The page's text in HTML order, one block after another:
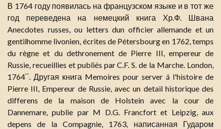
В 1764 году появилась на французском языке и в тот же
год переведена на немецкий книга Хр.Ф. Швана
Anecdotes russes, ou letters dun officier allemande et un
gentilhomme livonien, écrites de Pétersbourg en 1762, temps
du règne et du dethronement de Pierre III, empereur de
Russie, recueillies et publiés par C.F. S. de la Marche. London,
1764**
. Другая книга Memoires pour server á l'histoire de
Pierre III, Empereur de Russie, avec un detail historique des
differens de la maison de Holstein avec la cour de
Dannemare, publie par M D.G. Francfort et Leipzig, aux
depens de la Compagnie, 1763, написанная Гударом